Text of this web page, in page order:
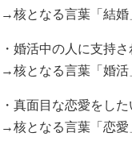
→核となる言葉「結婚
・婚活中の人に支持さ
→核となる言葉「婚活
・真面目な恋愛をした
→核となる言葉「恋愛